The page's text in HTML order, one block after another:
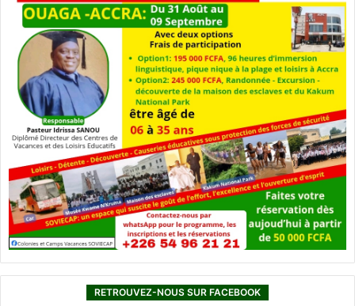
RETROUVEZ-NOUS SUR FACEBOOK